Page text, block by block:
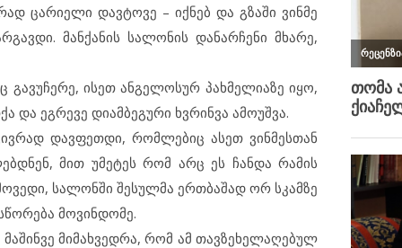
ცარიელი დავტოვე – იქნებ და გზაში ვინმე
მანქანის სალონის დანარჩენი მხარე,
ისეთ ანგელოსურ პახმელიაზე იყო,
და ეგრევე დიამბეგური ხვრინვა ამოუშვა.
დავფეთდი, რომლებიც ასეთ ვინმესთან
მით უმეტეს რომ არც ეს ჩანდა რამის
სალონში შესულმა ერთბაშად ორ სკამზე
მოვინდომე.
მიმახვედრა, რომ ამ თავზეხელაღებულ